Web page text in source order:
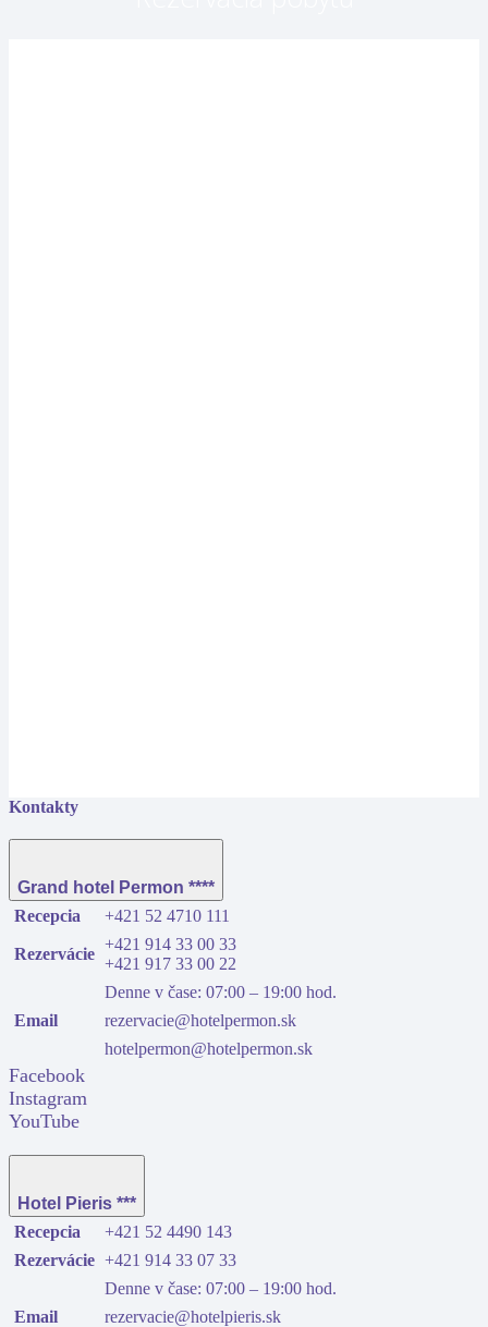
Kontakty
Grand hotel Permon ****
Recepcia
+421 52 4710 111
Rezervácie
+421 914 33 00 33
+421 917 33 00 22
Denne v čase: 07:00 – 19:00 hod.
Email
rezervacie@hotelpermon.sk
hotelpermon@hotelpermon.sk
Facebook
Instagram
YouTube
Hotel Pieris ***
Recepcia
+421 52 4490 143
Rezervácie +421 914 33 07 33
Denne v čase: 07:00 – 19:00 hod.
Email
rezervacie@hotelpieris.sk